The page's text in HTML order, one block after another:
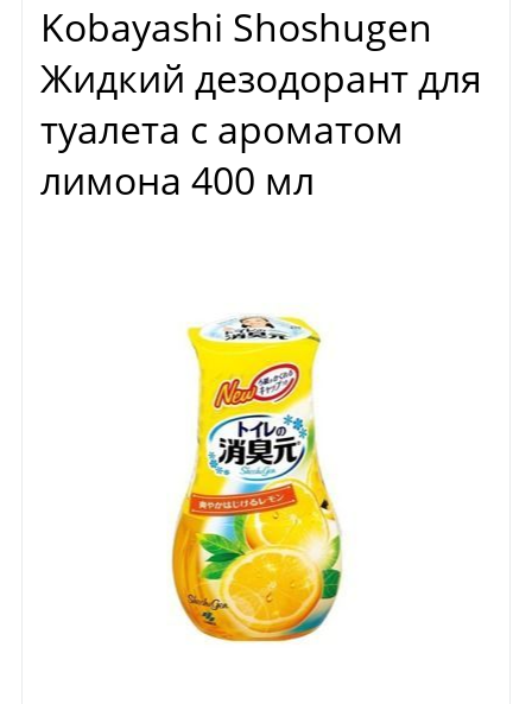
Kobayashi Shoshugen
Жидкий дезодорант для
туалета с ароматом
лимона 400 мл